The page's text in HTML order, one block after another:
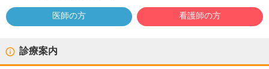
医師の方 看護師の方
診療案内